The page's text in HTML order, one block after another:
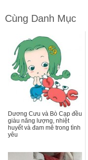
Cùng Danh Mục
Dương Cưu và Bò Cạp đều
giàu năng lượng, nhiệt
huyết và đam mê trong tình
yêu